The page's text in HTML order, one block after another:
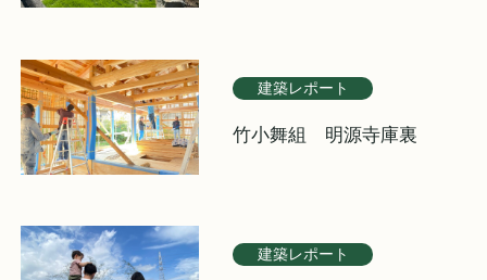
建築レポート
竹小舞組 明源寺庫裏
建築レポート